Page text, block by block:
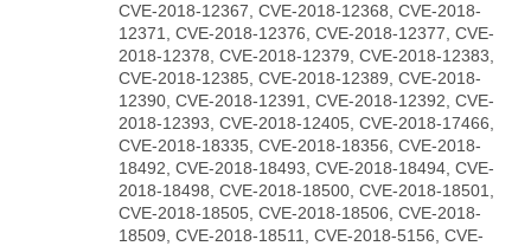
CVE-2018-12367, CVE-2018-12368, CVE-2018-
12371, CVE-2018-12376, CVE-2018-12377, CVE-
2018-12378, CVE-2018-12379, CVE-2018-12383,
CVE-2018-12385, CVE-2018-12389, CVE-2018-
12390, CVE-2018-12391, CVE-2018-12392, CVE-
2018-12393, CVE-2018-12405, CVE-2018-17466,
CVE-2018-18335, CVE-2018-18356, CVE-2018-
18492, CVE-2018-18493, CVE-2018-18494, CVE-
2018-18498, CVE-2018-18500, CVE-2018-18501,
CVE-2018-18505, CVE-2018-18506, CVE-2018-
18509, CVE-2018-18511, CVE-2018-5156, CVE-